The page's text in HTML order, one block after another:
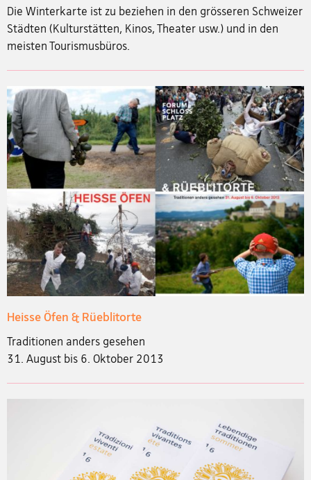
Die Winterkarte ist zu beziehen in den grösseren Schweizer
Städten (Kulturstätten, Kinos, Theater usw.) und in den
meisten Tourismusbüros.
Heisse Öfen & Rüeblitorte
Traditionen anders gesehen
31. August bis 6. Oktober 2013